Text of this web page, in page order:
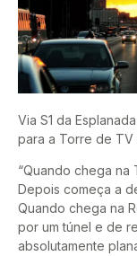
Via S1 da
para a Torre de TV
“Quando chega na
Depois começa a
Quando chega na
por um túnel e de
absolutamente